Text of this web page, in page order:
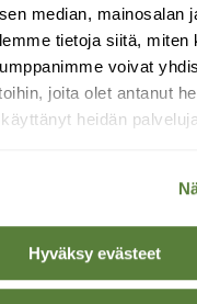
median, mainosalan
tietoja siitä, miten
voivat
joita olet antanut
heidän
Hyväksy evästeet
SUOMEN
Suomen